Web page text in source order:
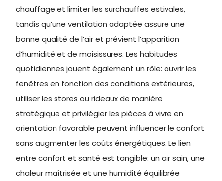
chauffage et limiter les surchauffes estivales,
tandis qu’une ventilation adaptée assure une
bonne qualité de l’air et prévient l’apparition
d’humidité et de moisissures. Les habitudes
quotidiennes jouent également un rôle: ouvrir les
fenêtres en fonction des conditions extérieures,
utiliser les stores ou rideaux de manière
stratégique et privilégier les pièces à vivre en
orientation favorable peuvent influencer le confort
sans augmenter les coûts énergétiques. Le lien
entre confort et santé est tangible: un air sain, une
chaleur maîtrisée et une humidité équilibrée